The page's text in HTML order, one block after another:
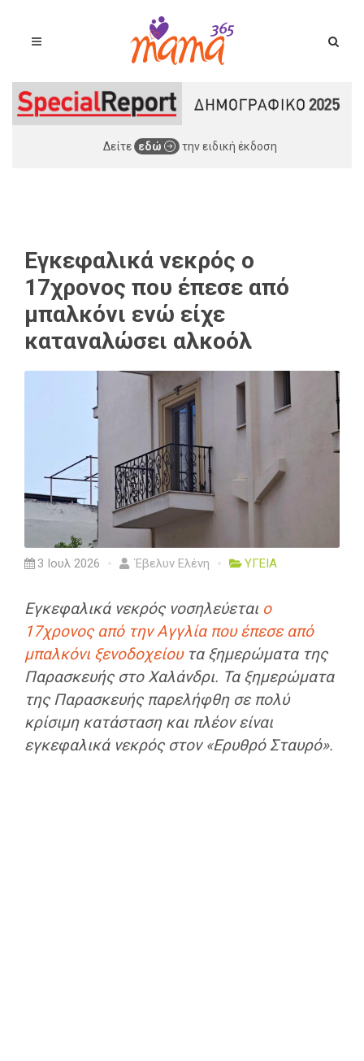
Δείτε εδώ την ειδική έκδοση
Εγκεφαλικά νεκρός ο
17χρονος που έπεσε από
μπαλκόνι ενώ είχε
καταναλώσει αλκοόλ
3 Ιουλ 2026 Έβελυν Ελένη ΥΓΕΙΑ
Εγκεφαλικά νεκρός νοσηλεύεται ο
17χρονος από την Αγγλία που έπεσε από
μπαλκόνι ξενοδοχείουτα ξημερώματα της
Παρασκευής στο Χαλάνδρι. Τα ξημερώματα
της Παρασκευής παρελήφθη σε πολύ
κρίσιμη κατάσταση και πλέον είναι
εγκεφαλικά νεκρός στον «Ερυθρό Σταυρό».